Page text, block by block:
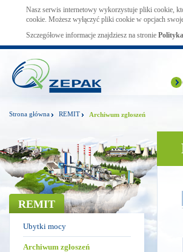
Nasz serwis internetowy wykorzystuje pliki cookie,
cookie. Możesz wyłączyć pliki cookie w opcjach
Szczegółowe informacje znajdziesz na stronie
Strona główna REMIT Archiwum zgłoszeń
REMIT
Ubytki mocy
Archiwum zgłoszeń